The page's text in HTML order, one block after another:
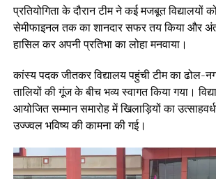
प्रतियोगिता के दौरान टीम ने कई मजबूत
सेमीफाइनल तक का शानदार सफर तय किया और
हासिल कर अपनी प्रतिभा का लोहा मनवाया।
कांस्य पदक जीतकर विद्यालय पहुंची टीम का ढोल-
तालियों की गूंज के बीच भव्य स्वागत किया गया।
आयोजित सम्मान समारोह में खिलाड़ियों का
उज्ज्वल भविष्य की कामना की गई।